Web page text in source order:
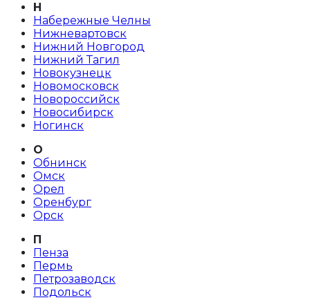
Н
Набережные Челны
Нижневартовск
Нижний Новгород
Нижний Тагил
Новокузнецк
Новомосковск
Новороссийск
Новосибирск
Ногинск
О
Обнинск
Омск
Орел
Оренбург
Орск
П
Пенза
Пермь
Петрозаводск
Подольск